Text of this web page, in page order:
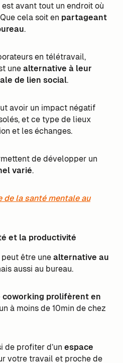
avant tout un endroit où
cela soit en partageant
.
en télétravail,
unealternative à leur
de lien social.
avoir un impact négatif
et ce type de lieux
et les échanges.
de développer un
varié.
de la santé mentale au
et la productivité
peut être unealternative au
aussi au bureau.
coworking prolifèrent en
à moins de 10min de chez
de profiter d’un espace
votre travail et proche de